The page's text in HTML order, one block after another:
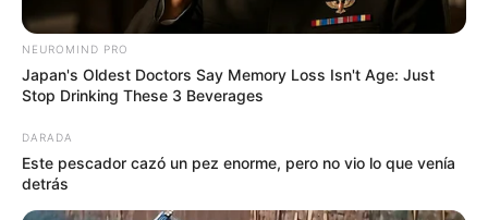
NEUROMIND PRO
Japan's Oldest Doctors Say Memory Loss Isn't Age: Just
Stop Drinking These 3 Beverages
DARADA
Este pescador cazó un pez enorme, pero no vio lo que venía
detrás